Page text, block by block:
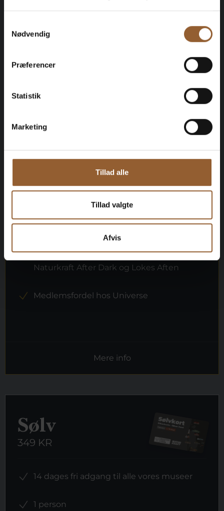
Nødvendig
Præferencer
Statistik
Marketing
Tillad alle
Tillad valgte
Afvis
Guld
449 KR
12 måneders fri adgang til alle vores
1 person
Kan benyttes til Bork Vikingemarked,
Naturkraft After Dark og Lokes Aften
Medlemsfordel hos Universe
Mere info
Sølv
349 KR
14 dages fri adgang til alle vores museer
1 person